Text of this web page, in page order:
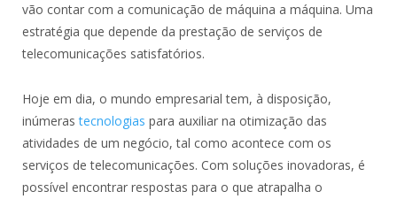
vão contar com a comunicação de máquina a máquina. Uma
estratégia que depende da prestação de serviços de
telecomunicações satisfatórios.
Hoje em dia, o mundo empresarial tem, à disposição,
inúmerastecnologias para auxiliar na otimização das
atividades de um negócio, tal como acontece com os
serviços de telecomunicações. Com soluções inovadoras, é
possível encontrar respostas para o que atrapalha o